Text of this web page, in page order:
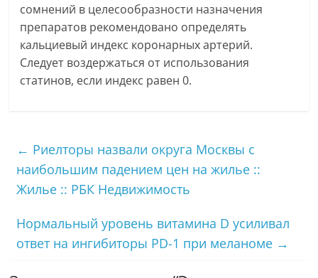
сомнений в целесообразности назначения
препаратов рекомендовано определять
кальциевый индекс коронарных артерий.
Следует воздержаться от использования
статинов, если индекс равен 0.
← Риелторы назвали округа Москвы с
наибольшим падением цен на жилье ::
Жилье :: РБК Недвижимость
Нормальный уровень витамина D усиливал
ответ на ингибиторы PD-1 при меланоме →